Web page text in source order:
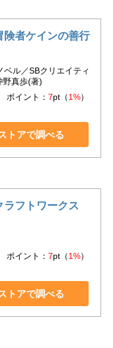
険者ケインの善行
ベル／SBクリエイティ
野真歩(著)
イント： 7pt（1%）
トアで調べる
ラフトワークス
イント： 7pt（1%）
トアで調べる